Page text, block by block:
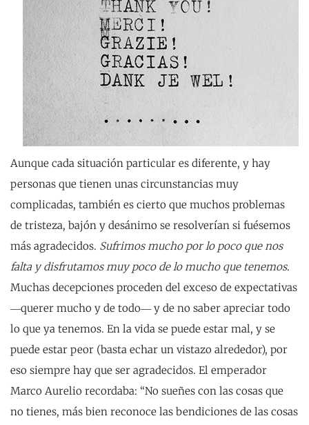
Aunque cada situación particular es diferente, y hay
personas que tienen unas circunstancias muy
complicadas, también es cierto que muchos problemas
de tristeza, bajón y desánimo se resolverían si fuésemos
más agradecidos. Sufrimos mucho por lo poco que nos
falta y disfrutamos muy poco de lo mucho que tenemos.
Muchas decepciones proceden del exceso de expectativas
―querer mucho y de todo― y de no saber apreciar todo
lo que ya tenemos. En la vida se puede estar mal, y se
puede estar peor (basta echar un vistazo alrededor), por
eso siempre hay que ser agradecidos. El emperador
Marco Aurelio recordaba: “No sueñes con las cosas que
no tienes, más bien reconoce las bendiciones de las cosas